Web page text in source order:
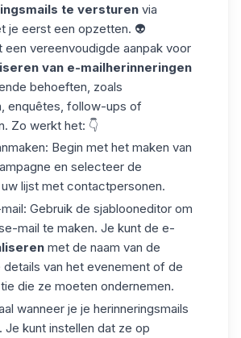
te versturen via
je eerst een opzetten. 👽
een vereenvoudigde aanpak voor
van e-mailherinneringen
behoeften, zoals
enquêtes, follow-ups of
Zo werkt het: 👇
Begin met het maken van
en selecteer de
lijst met contactpersonen.
Gebruik de sjablooneditor om
mail te maken. Je kunt de e-
met de naam van de
details van het evenement of de
die ze moeten ondernemen.
wanneer je je herinneringsmails
Je kunt instellen dat ze op